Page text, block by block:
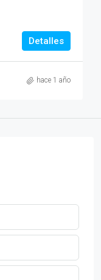
Detalles
hace 1 año